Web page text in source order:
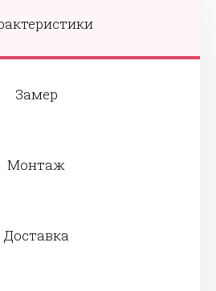
Замер
Монтаж
Доставка